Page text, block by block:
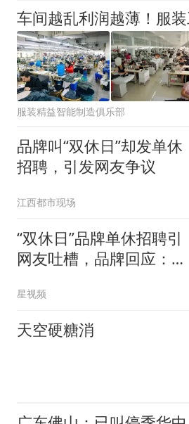
服装精益智能制造俱乐部
品牌叫“双休日”却发单休
招聘，引发网友争议
江西都市现场
“双休日”品牌单休招聘引
网友吐槽，品牌回应：有
星视频
天空硬糖消